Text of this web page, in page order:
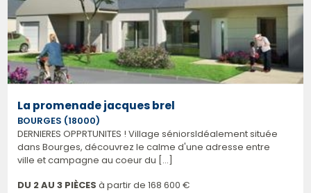
La promenade jacques brel
BOURGES (18000)
DERNIERES OPPRTUNITES ! Village séniorsIdéalement située
dans Bourges, découvrez le calme d'une adresse entre
ville et campagne au coeur du [...]
DU 2 AU 3 PIÈCES à partir de 168 600 €